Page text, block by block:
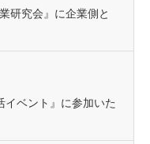
研究会』に企業側と
イベント』に参加いた